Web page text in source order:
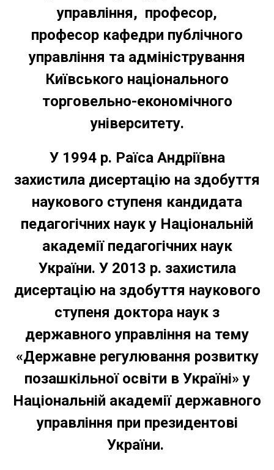
управління, професор,
професор кафедри публічного
управління та адміністрування
Київського національного
торговельно-економічного
університету.
У 1994 р. Раїса Андріївна
захистила дисертацію на здобуття
наукового ступеня кандидата
педагогічних наук у Національній
академії педагогічних наук
України. У 2013 р. захистила
дисертацію на здобуття наукового
ступеня доктора наук з
державного управління на тему
«Державне регулювання розвитку
позашкільної освіти в Україні» у
Національній академії державного
управління при президентові
України.